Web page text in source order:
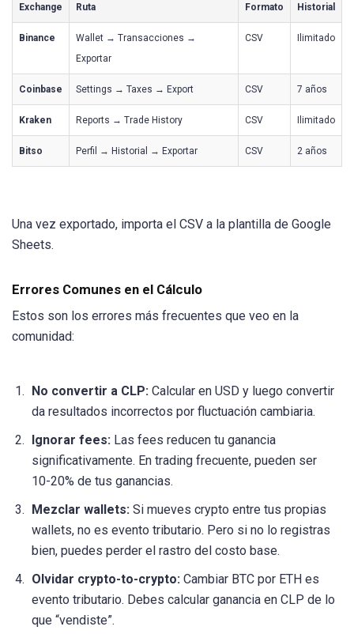
Exchange Ruta Formato Historial
Binance
Wallet → Transacciones →
Exportar
CSV Ilimitado
Coinbase Settings → Taxes → Export CSV 7 años
Kraken Reports → Trade History CSV Ilimitado
Bitso Perfil → Historial → Exportar CSV 2 años
Una vez exportado, importa el CSV a la plantilla de Google
Sheets.
Errores Comunes en el Cálculo
Estos son los errores más frecuentes que veo en la
comunidad:
No convertir a CLP: Calcular en USD y luego convertir
da resultados incorrectos por fluctuación cambiaria.
Ignorar fees: Las fees reducen tu ganancia
significativamente. En trading frecuente, pueden ser
10-20% de tus ganancias.
Mezclar wallets: Si mueves crypto entre tus propias
wallets, no es evento tributario. Pero si no lo registras
bien, puedes perder el rastro del costo base.
Olvidar crypto-to-crypto: Cambiar BTC por ETH es
evento tributario. Debes calcular ganancia en CLP de lo
que “vendiste”.